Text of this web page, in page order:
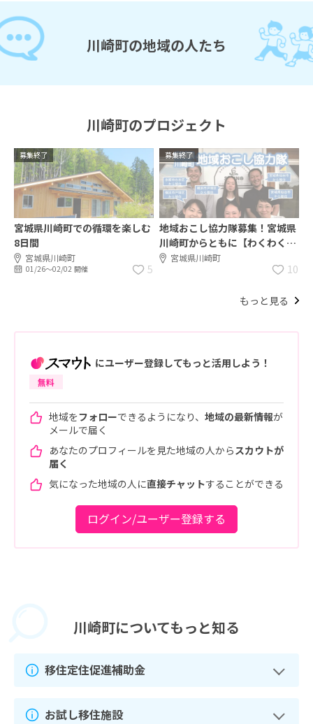
川崎町の地域の人たち
川崎町のプロジェクト
募集終了
宮城県川崎町での循環を楽しむ
8日間
宮城県川崎町
01/26〜02/02 開催 5
募集終了
地域おこし協力隊募集！宮城県
川崎町からともに【わくわく】
感を町内外に伝播させましょ
宮城県川崎町
10
もっと見る
にユーザー登録してもっと活用しよう！
無料
地域をフォローできるようになり、 地域の最新情報が
メールで届く
あなたのプロフィールを見た地域の人から スカウトが
届く
気になった地域の人に直接チャットすることができる
ログイン/ユーザー登録する
川崎町についてもっと知る
移住定住促進補助金
お試し移住施設